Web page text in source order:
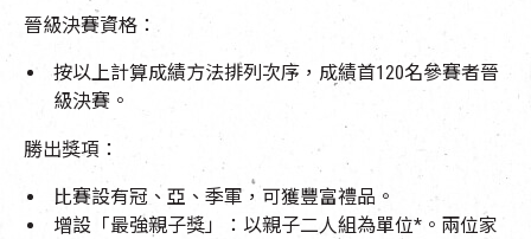
晉級決賽資格：
按以上計算成績方法排列次序，成績首120名參賽者晉
級決賽。
勝出獎項：
比賽設有冠、亞、季軍， 可獲豐富禮品。
增設「最強親子獎」：以親子二人組為單位*。兩位家